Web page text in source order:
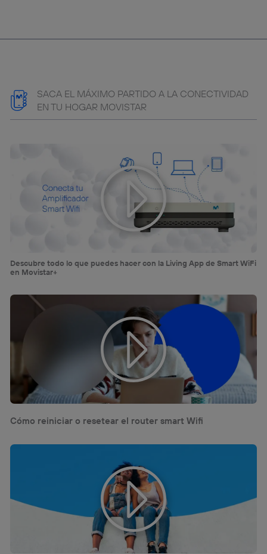
SACA EL MÁXIMO PARTIDO A LA CONECTIVIDAD
EN TU HOGAR MOVISTAR
Descubre todo lo que puedes hacer con la Living App de Smart WiFi
en Movistar+
Cómo reiniciar o resetear el router smart Wifi